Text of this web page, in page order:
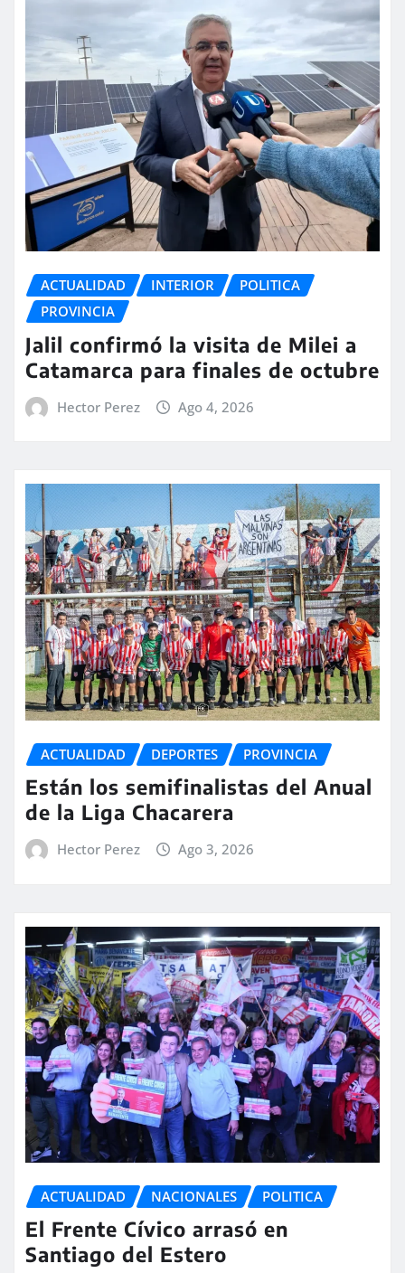
ACTUALIDAD INTERIOR
POLITICA
PROVINCIA
Jalil confirmó la visita de Milei a
Catamarca para finales de octubre
Hector Perez Ago 4, 2026
ACTUALIDAD DEPORTES PROVINCIA
Están los semifinalistas del Anual
de la Liga Chacarera
Hector Perez Ago 3, 2026
ACTUALIDAD NACIONALES POLITICA
El Frente Cívico arrasó en
Santiago del Estero